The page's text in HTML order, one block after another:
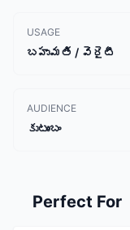
USAGE
బహుమతి / వెరైటీ
AUDIENCE
కుటుంబం
Perfect For